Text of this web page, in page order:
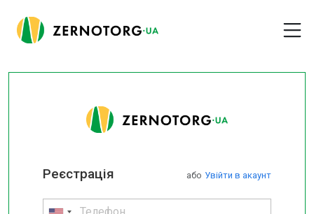
або Увійти в акаунт
Реєстрація